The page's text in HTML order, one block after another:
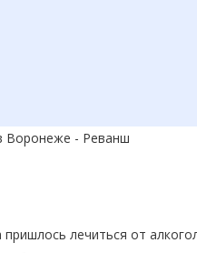
Воронеже - Реванш
лечиться от